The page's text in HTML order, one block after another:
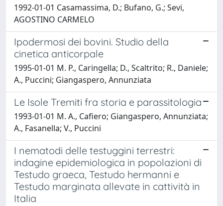
1992-01-01 Casamassima, D.; Bufano, G.; Sevi,
AGOSTINO CARMELO
Ipodermosi dei bovini. Studio della
cinetica anticorpale
1995-01-01 M. P., Caringella; D., Scaltrito; R., Daniele;
A., Puccini; Giangaspero, Annunziata
Le Isole Tremiti fra storia e parassitologia
1993-01-01 M. A., Cafiero; Giangaspero, Annunziata;
A., Fasanella; V., Puccini
I nematodi delle testuggini terrestri:
indagine epidemiologica in popolazioni di
Testudo graeca, Testudo hermanni e
Testudo marginata allevate in cattività in
Italia